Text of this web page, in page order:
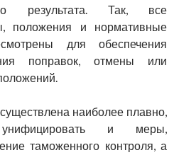
результата. Так, все
положения и нормативные
для обеспечения
поправок, отмены или
наиболее плавно,
и меры,
таможенного контроля, а